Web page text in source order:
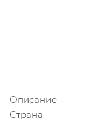
Описание
Страна